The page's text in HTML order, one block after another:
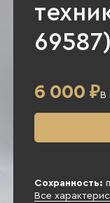
69587)
6 000 ₽В
Сохранность:
Все